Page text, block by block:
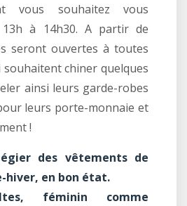
vous souhaitez vous
13h à 14h30. A partir de
seront ouvertes à toutes
souhaitent chiner quelques
ainsi leurs garde-robes
leurs porte-monnaie et
!
des vêtements de
hiver, en bon état.
féminin comme